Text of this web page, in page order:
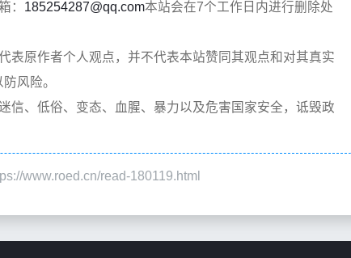
： 185254287@qq.com本站会在7个工作日内进行删除处
表原作者个人观点，并不代表本站赞同其观点和对其真实
风险。
信、低俗、变态、血腥、暴力以及危害国家安全，诋毁政
www.roed.cn/read-180119.html